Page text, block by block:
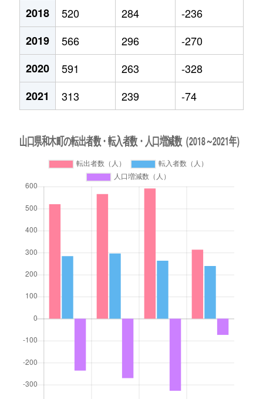
2018
520 284
-236
2019
566 296
-270
2020
591 263
-328
2021
313 239 -74